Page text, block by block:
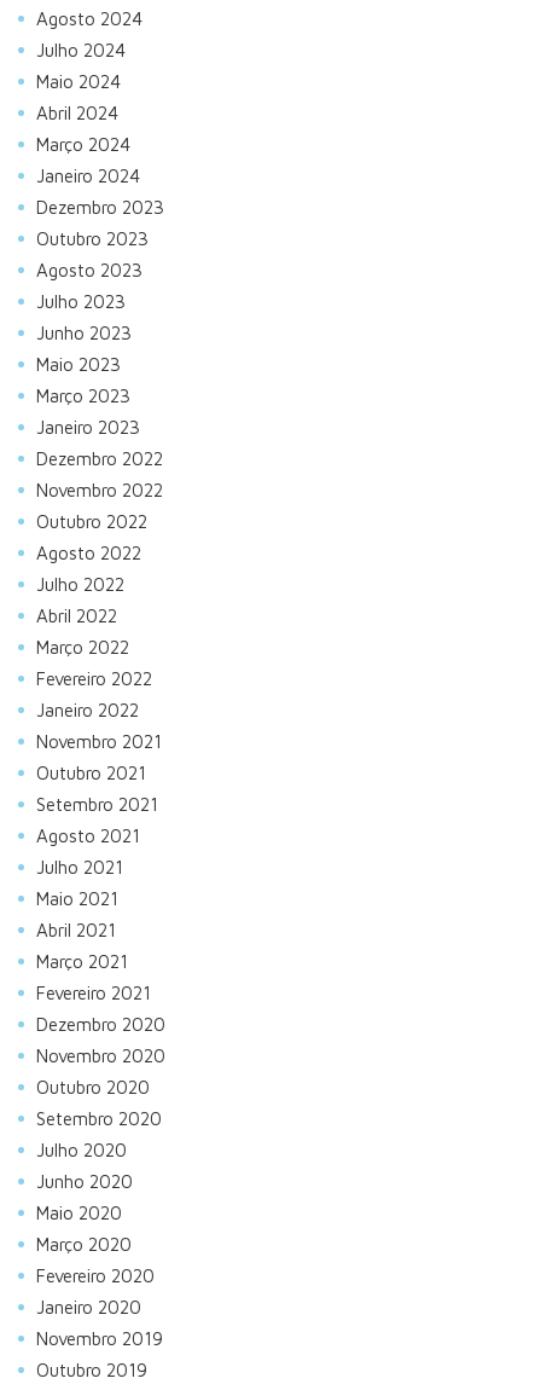
Agosto 2024
Julho 2024
Maio 2024
Abril 2024
Março 2024
Janeiro 2024
Dezembro 2023
Outubro 2023
Agosto 2023
Julho 2023
Junho 2023
Maio 2023
Março 2023
Janeiro 2023
Dezembro 2022
Novembro 2022
Outubro 2022
Agosto 2022
Julho 2022
Abril 2022
Março 2022
Fevereiro 2022
Janeiro 2022
Novembro 2021
Outubro 2021
Setembro 2021
Agosto 2021
Julho 2021
Maio 2021
Abril 2021
Março 2021
Fevereiro 2021
Dezembro 2020
Novembro 2020
Outubro 2020
Setembro 2020
Julho 2020
Junho 2020
Maio 2020
Março 2020
Fevereiro 2020
Janeiro 2020
Novembro 2019
Outubro 2019